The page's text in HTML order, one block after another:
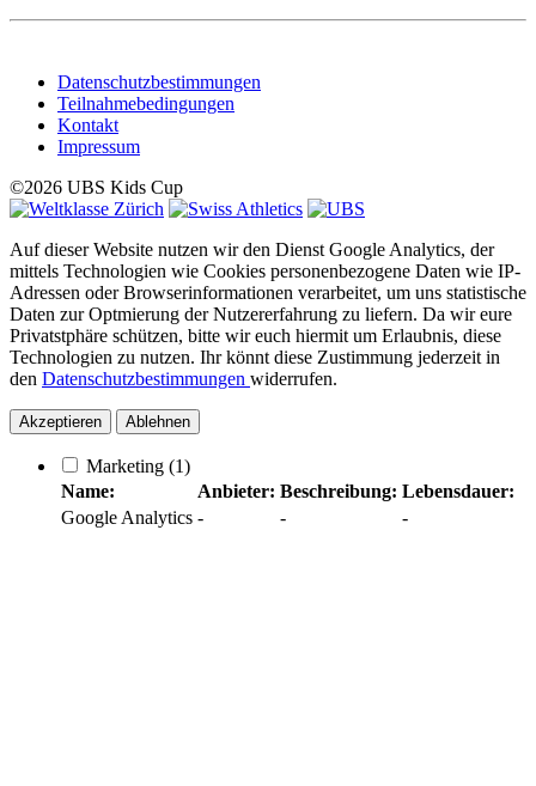
Datenschutzbestimmungen
Teilnahmebedingungen
Kontakt
Impressum
©2026 UBS Kids Cup
Auf dieser Website nutzen wir den Dienst Google Analytics, der
mittels Technologien wie Cookies personenbezogene Daten wie IP-
Adressen oder Browserinformationen verarbeitet, um uns statistische
Daten zur Optmierung der Nutzererfahrung zu liefern. Da wir eure
Privatstphäre schützen, bitte wir euch hiermit um Erlaubnis, diese
Technologien zu nutzen. Ihr könnt diese Zustimmung jederzeit in
den Datenschutzbestimmungen widerrufen.
Akzeptieren Ablehnen
Marketing (1)
Name:
Anbieter: Beschreibung: Lebensdauer:
Google Analytics - - -